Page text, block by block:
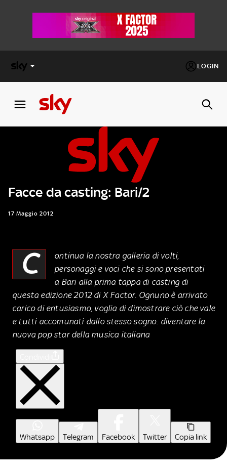
LOGIN
FACTOR
Cos’altro vedere:
PROGRAMMI SKY
SKY.IT
Facce da casting: Bari/2
17 Maggio 2012
C
ontinua la nostra galleria di volti,
personaggi e voci che si sono presentati
a Bari alla prima tappa di casting di
questa edizione 2012 di X Factor. Ognuno è arrivato
carico di entusiasmo, voglia di dimostrare ciò che vale
e tutti accomunati dallo stesso sogno: diventare la
nuova pop star della musica italiana
Whatsapp Telegram Facebook Twitter Copia link